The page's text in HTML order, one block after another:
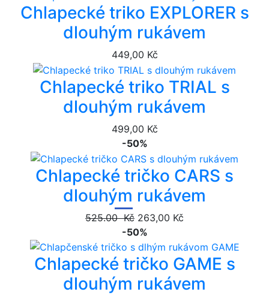
Chlapecké triko EXPLORER s
dlouhým rukávem
449,00 Kč
Chlapecké triko TRIAL s
dlouhým rukávem
499,00 Kč
-50%
Chlapecké tričko CARS s
dlouhým rukávem
525.00 Kč 263,00 Kč
-50%
Chlapecké tričko GAME s
dlouhým rukávem